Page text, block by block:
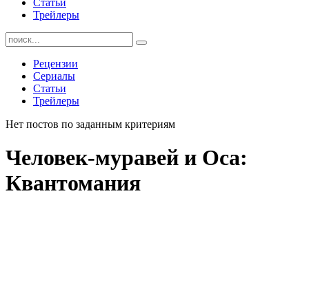
Статьи
Трейлеры
Найти:
Рецензии
Сериалы
Статьи
Трейлеры
Нет постов по заданным критериям
Человек-муравей и Оса:
Квантомания